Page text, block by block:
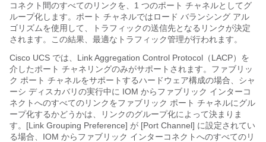
コネクト間のすべてのリンクを、1 つのポート チャネルとしてグ
ループ化します。ポート チャネルではロード バランシング アル
ゴリズムを使用して、トラフィックの送信先となるリンクが決定
されます。この結果、最適なトラフィック管理が行われます。
Cisco UCS では、Link Aggregation Control Protocol（LACP）を
介したポート チャネリングのみがサポートされます。ファブリッ
ク ポート チャネルをサポートするハードウェア構成の場合、シャ
ーシ ディスカバリの実行中に IOM からファブリック インターコ
ネクトへのすべてのリンクをファブリック ポート チャネルにグル
ープ化するかどうかは、リンクのグループ化によって決まりま
す。[Link Grouping Preference] が [Port Channel] に設定されてい
る場合、IOM からファブリック インターコネクトへのすべてのリ